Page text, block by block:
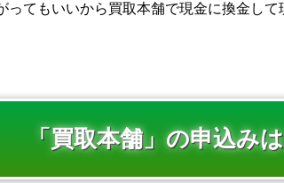
ってもいいから買取本舗で現金に換金して
「買取本舗」の申込み